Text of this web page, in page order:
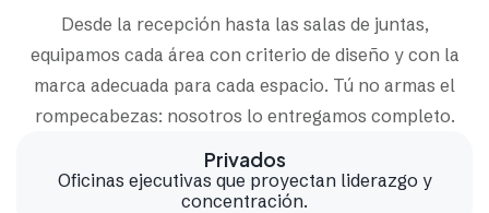
Desde la recepción hasta las salas de juntas,
equipamos cada área con criterio de diseño y con la
marca adecuada para cada espacio. Tú no armas el
rompecabezas: nosotros lo entregamos completo.
Privados
Oficinas ejecutivas que proyectan liderazgo y
concentración.